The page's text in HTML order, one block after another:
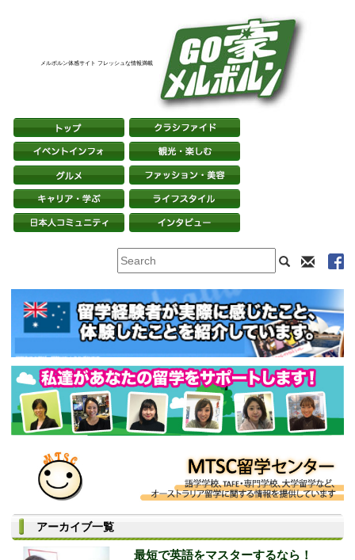
メルボルン体感サイト フレッシュな情報満載
アーカイブ一覧
最短で英語をマスターするなら！